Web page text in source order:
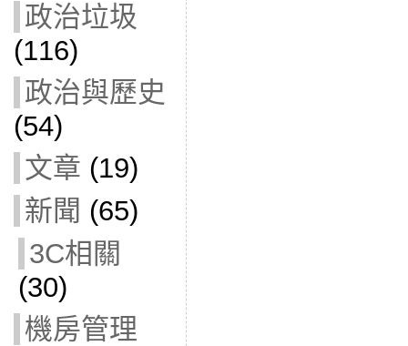
政治垃圾
(116)
政治與歷史
(54)
文章 (19)
新聞 (65)
3C相關
(30)
機房管理